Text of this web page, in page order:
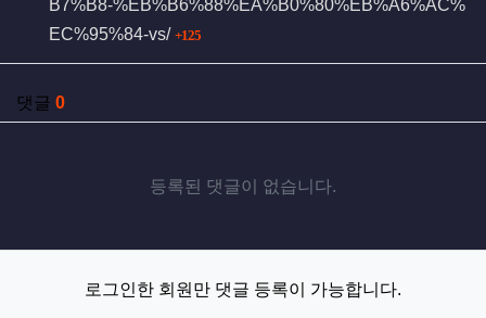
B7%B8-%EB%B6%88%EA%B0%80%EB%A6%AC%
EC%95%84-vs/
125회 연결
댓글 0
등록된 댓글이 없습니다.
로그인한 회원만 댓글 등록이 가능합니다.